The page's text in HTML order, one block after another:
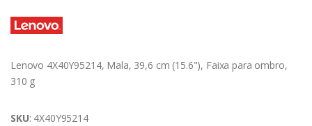
Lenovo 4X40Y95214, Mala, 39,6 cm (15.6"), Faixa para ombro,
310 g
SKU: 4X40Y95214